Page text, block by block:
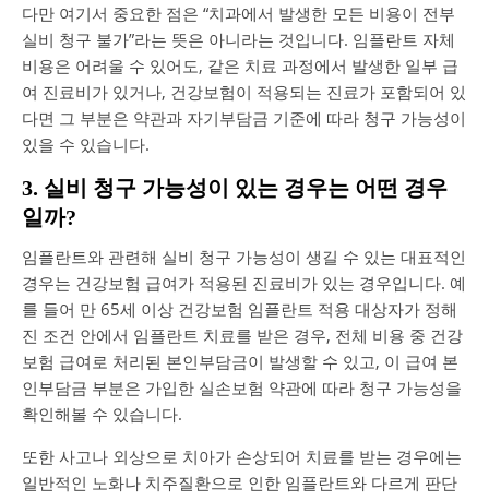
다만 여기서 중요한 점은 “치과에서 발생한 모든 비용이 전부
실비 청구 불가”라는 뜻은 아니라는 것입니다. 임플란트 자체
비용은 어려울 수 있어도, 같은 치료 과정에서 발생한 일부 급
여 진료비가 있거나, 건강보험이 적용되는 진료가 포함되어 있
다면 그 부분은 약관과 자기부담금 기준에 따라 청구 가능성이
있을 수 있습니다.
3. 실비 청구 가능성이 있는 경우는 어떤 경우
일까?
임플란트와 관련해 실비 청구 가능성이 생길 수 있는 대표적인
경우는 건강보험 급여가 적용된 진료비가 있는 경우입니다. 예
를 들어 만 65세 이상 건강보험 임플란트 적용 대상자가 정해
진 조건 안에서 임플란트 치료를 받은 경우, 전체 비용 중 건강
보험 급여로 처리된 본인부담금이 발생할 수 있고, 이 급여 본
인부담금 부분은 가입한 실손보험 약관에 따라 청구 가능성을
확인해볼 수 있습니다.
또한 사고나 외상으로 치아가 손상되어 치료를 받는 경우에는
일반적인 노화나 치주질환으로 인한 임플란트와 다르게 판단